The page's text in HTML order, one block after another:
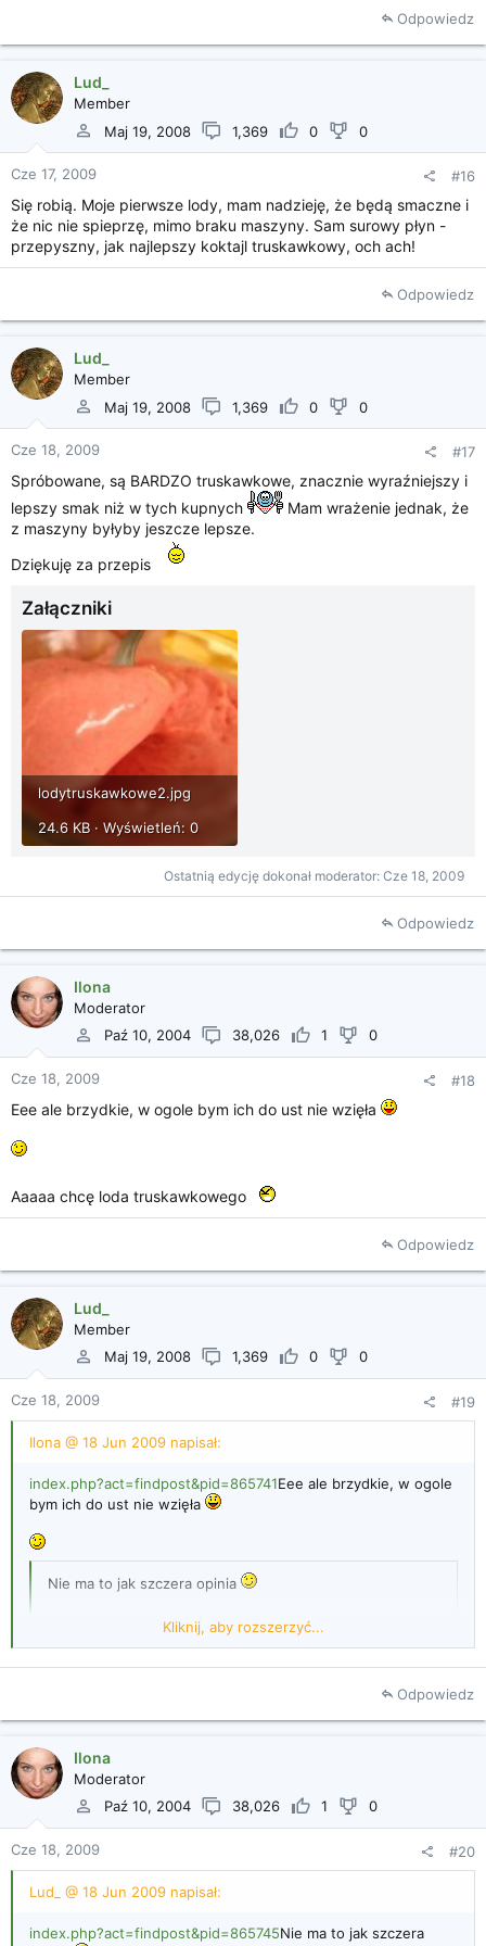
Odpowiedz
Lud_
Member
Maj 19, 2008
1,369 0 0
Cze 17, 2009 #16
Się robią. Moje pierwsze lody, mam nadzieję, że będą smaczne i
że nic nie spieprzę, mimo braku maszyny. Sam surowy płyn -
przepyszny, jak najlepszy koktajl truskawkowy, och ach!
Odpowiedz
Lud_
Member
Maj 19, 2008
1,369 0 0
Cze 18, 2009 #17
Spróbowane, są BARDZO truskawkowe, znacznie wyraźniejszy i
lepszy smak niż w tych kupnych
Mam wrażenie jednak, że
z maszyny byłyby jeszcze lepsze.
Dziękuję za przepis
Załączniki
lodytruskawkowe2.jpg
24.6 KB · Wyświetleń: 0
Ostatnią edycję dokonał moderator: Cze 18, 2009
Odpowiedz
Ilona
Moderator
Paź 10, 2004
38,026 1 0
Cze 18, 2009 #18
Eee ale brzydkie, w ogole bym ich do ust nie wzięła
Aaaaa chcę loda truskawkowego
Odpowiedz
Lud_
Member
Maj 19, 2008
1,369 0 0
Cze 18, 2009 #19
Ilona @ 18 Jun 2009 napisał:
index.php?act=findpost&pid=865741Eee ale brzydkie, w ogole
bym ich do ust nie wzięła
Nie ma to jak szczera opinia
Ilona @ 18 Jun 2009 napisał:
deser. A gdyby tak jeszcze mieć maszynę...
Kliknij, aby rozszerzyć...
Kliknij, aby rozszerzyć...
Kliknij, aby rozszerzyć...
Kliknij, aby rozszerzyć...
Odpowiedz
Ilona
Moderator
Paź 10, 2004
38,026 1 0
Cze 18, 2009 #20
Lud_ @ 18 Jun 2009 napisał:
index.php?act=findpost&pid=865745Nie ma to jak szczera